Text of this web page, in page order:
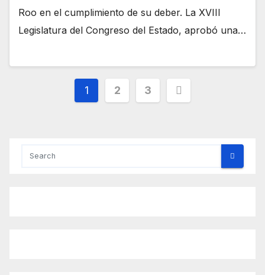
Roo en el cumplimiento de su deber. La XVIII
Legislatura del Congreso del Estado, aprobó una…
Posts
1 2 3